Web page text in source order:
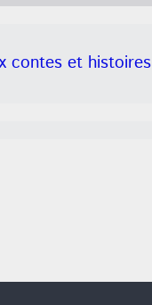
contes et histoires